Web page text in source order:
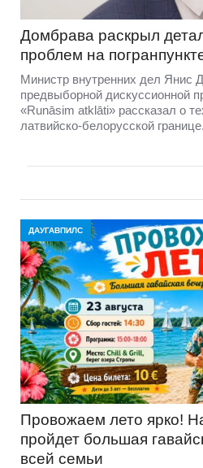
Домбравa раскрыл
проблем на
Министр внутренних дел Янис
предвыборной дискуссионной
«Runāsim atklāti» рассказал о
латвийско-белорусской границе.
ДАУГАВПИЛС
Провожаем лето ярко!
пройдет большая
всей семьи